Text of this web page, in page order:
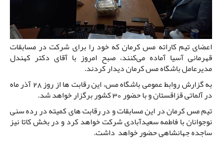
اعضای تیم کاراته مس کرمان که خود را برای شرکت در مسابقات
قهرمانی آسیا آماده می‌کنند، صبح امروز با آقای دکتر کهندل
مدیرعامل باشگاه مس کرمان دیدار کردند.
به گزارش روابط عمومی باشگاه مس، این رقابت ها از روز 28 آذر ماه
در آلماتی قزاقستان و با حضور 30 کشور برگزار خواهد شد.
تیم مس کرمان در این مسابقات و در رقابت های کمیته در رده سنی
نوجوانان با فاطمه سعیدآبادی شرکت خواهد کرد و در بخش کاتا نیز
ساجده جهانشاهی حضور خواهد داشت.